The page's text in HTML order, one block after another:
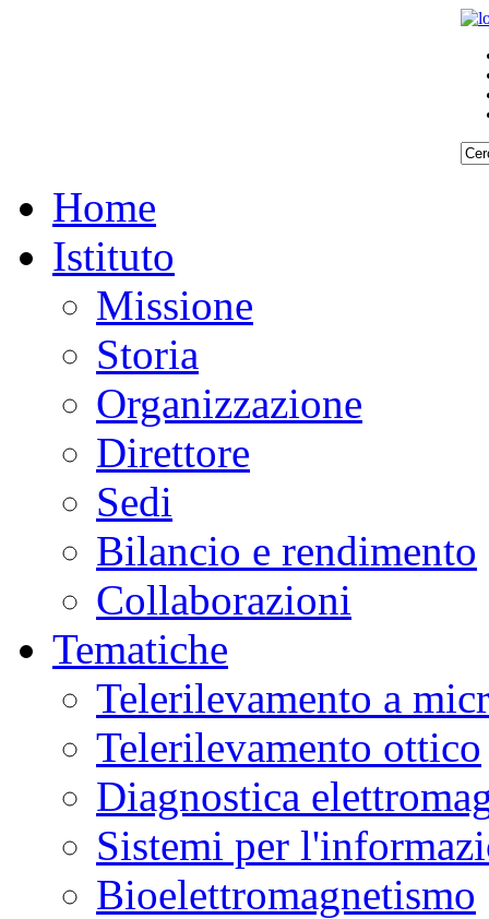
Home
Istituto
Missione
Storia
Organizzazione
Direttore
Sedi
Bilancio e rendimento
Collaborazioni
Tematiche
Telerilevamento a
Telerilevamento ottico
Diagnostica
Sistemi per
Bioelettromagnetismo